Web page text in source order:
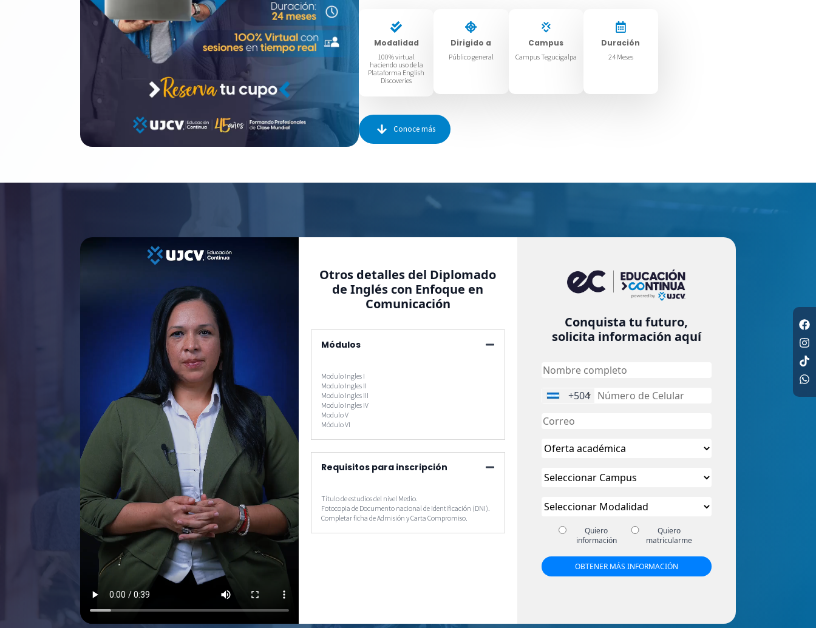
Modalidad
100% virtual
haciendo uso de la
Plataforma English
Discoveries
Dirigido a
Público general
Campus
Campus Tegucigalpa
Duración
24 Meses
Conoce más
Otros detalles del Diplomado
de Inglés con Enfoque en
Comunicación
Módulos
Modulo Ingles I
Modulo Ingles II
Modulo Ingles III
Modulo Ingles IV
Modulo V
Módulo VI
Requisitos para inscripción
Título de estudios del nivel Medio.
Fotocopia de Documento nacional de Identificación (DNI).
Completar ficha de Admisión y Carta Compromiso.
Conquista tu futuro,
solicita información aquí
+504
Quiero
información
Quiero
matricularme